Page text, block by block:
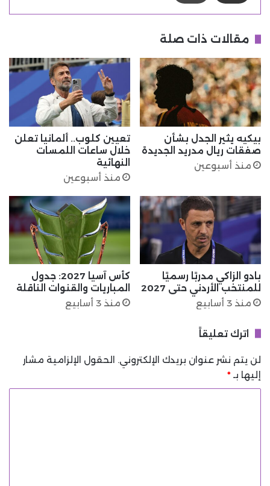
مقالات ذات صلة
بيكيه يثير الجدل بشأن
صفقات ريال مدريد الجديدة
منذ أسبوعين
تعيين كلوب.. ألمانيا تعلن
خلال ساعات اللمسات
النهائية
منذ أسبوعين
بادو الزاكي مدربًا رسميًا
للمنتخب الأردني حتى 2027
منذ 3 أسابيع
كأس آسيا 2027: جدول
المباريات والقنوات الناقلة
منذ 3 أسابيع
اترك تعليقاً
لن يتم نشر عنوان بريدك الإلكتروني. الحقول الإلزامية مشار
إليها بـ *